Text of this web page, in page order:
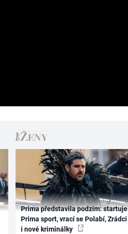
Prima představila podzim: startuje
Prima sport, vrací se Polabí, Zrádci
i nové kriminálky